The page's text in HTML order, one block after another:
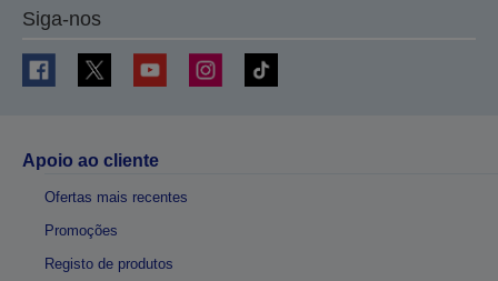
Siga-nos
Apoio ao cliente
Ofertas mais recentes
Promoções
Registo de produtos